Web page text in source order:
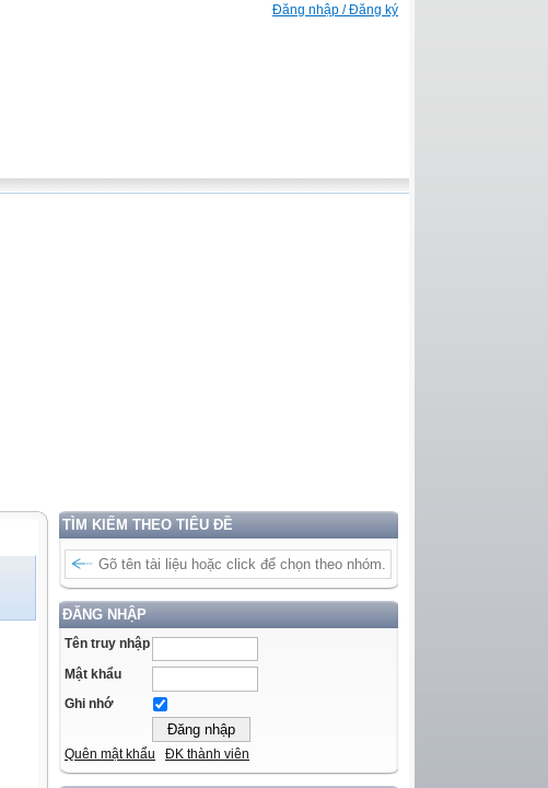
Đăng nhập / Đăng ký
TÌM KIẾM THEO TIÊU ĐỀ
ĐĂNG NHẬP
Tên truy nhập
Mật khẩu
Ghi nhớ
Quên mật khẩu ĐK thành viên